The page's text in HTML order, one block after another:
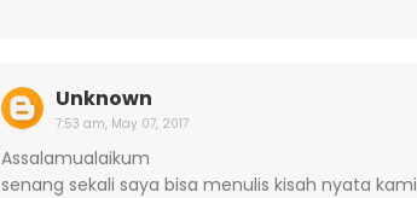
Unknown
7:53 am, May 07, 2017
Assalamualaikum
senang sekali saya bisa menulis kisah nyata kami